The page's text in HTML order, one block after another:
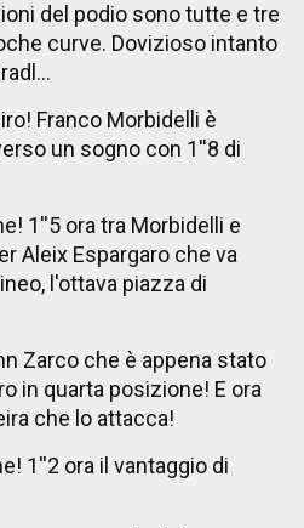
del podio sono tutte e tre
curve. Dovizioso intanto
Franco Morbidelli è
un sogno con 1''8 di
1''5 ora tra Morbidelli e
Aleix Espargaro che va
l'ottava piazza di
Zarco che è appena stato
in quarta posizione! E ora
che lo attacca!
1''2 ora il vantaggio di